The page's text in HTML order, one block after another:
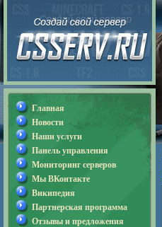
Главная
Новости
Наши услуги
Панель управления
Мониторинг серверов
Мы ВКонтакте
Википедия
Партнерская программа
Отзывы и предложения